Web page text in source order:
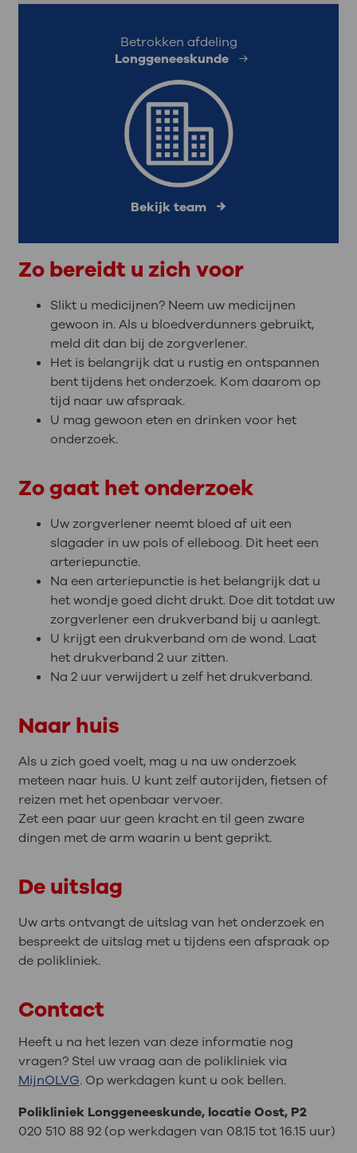
Betrokken afdeling
Longgeneeskunde
Bekijk team
Zo bereidt u zich voor
Slikt u medicijnen? Neem uw medicijnen
gewoon in. Als u bloedverdunners gebruikt,
meld dit dan bij de zorgverlener.
Het is belangrijk dat u rustig en ontspannen
bent tijdens het onderzoek. Kom daarom op
tijd naar uw afspraak.
U mag gewoon eten en drinken voor het
onderzoek.
Zo gaat het onderzoek
Uw zorgverlener neemt bloed af uit een
slagader in uw pols of elleboog. Dit heet een
arteriepunctie.
Na een arteriepunctie is het belangrijk dat u
het wondje goed dicht drukt. Doe dit totdat uw
zorgverlener een drukverband bij u aanlegt.
U krijgt een drukverband om de wond. Laat
het drukverband 2 uur zitten.
Na 2 uur verwijdert u zelf het drukverband.
Naar huis
Als u zich goed voelt, mag u na uw onderzoek
meteen naar huis. U kunt zelf autorijden, fietsen of
reizen met het openbaar vervoer.
Zet een paar uur geen kracht en til geen zware
dingen met de arm waarin u bent geprikt.
De uitslag
Uw arts ontvangt de uitslag van het onderzoek en
bespreekt de uitslag met u tijdens een afspraak op
de polikliniek.
Contact
Heeft u na het lezen van deze informatie nog
vragen? Stel uw vraag aan de polikliniek via
MijnOLVG. Op werkdagen kunt u ook bellen.
Polikliniek Longgeneeskunde, locatie Oost, P2
020 510 88 92 (op werkdagen van 08.15 tot 16.15 uur)